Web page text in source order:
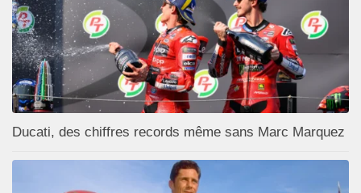
Ducati, des chiffres records même sans Marc Marquez